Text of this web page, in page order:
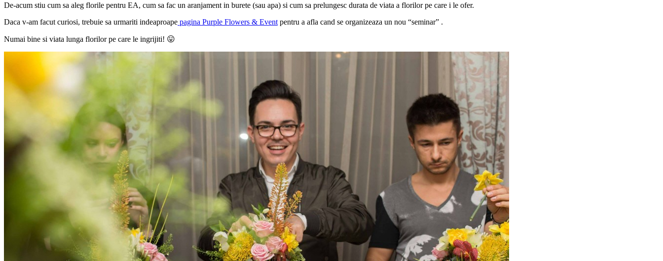
De-acum stiu cum sa aleg florile pentru EA, cum sa fac un aranjament in burete (sau apa) si cum sa prelungesc durata de viata a florilor pe care i le ofer.
Daca v-am facut curiosi, trebuie sa urmariti indeaproape pagina Purple Flowers & Event pentru a afla cand se organizeaza un nou “seminar” .
Numai bine si viata lunga florilor pe care le ingrijiti! 😛